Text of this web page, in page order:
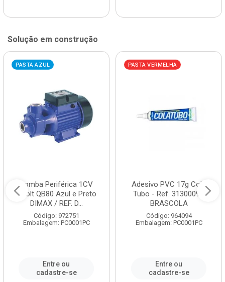
Solução em construção
PASTA AZUL
Bomba Periférica 1CV
Bivolt QB80 Azul e Preto
DIMAX / REF. D...
Código: 972751
Embalagem: PC0001PC
Entre ou
cadastre-se
PASTA VERMELHA
Adesivo PVC 17g Cola
Tubo - Ref. 3130009 -
BRASCOLA
Código: 964094
Embalagem: PC0001PC
Entre ou
cadastre-se